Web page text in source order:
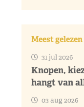
Meest gelezen
31 jul 2026
Knopen,
hangt van
03 aug 2026